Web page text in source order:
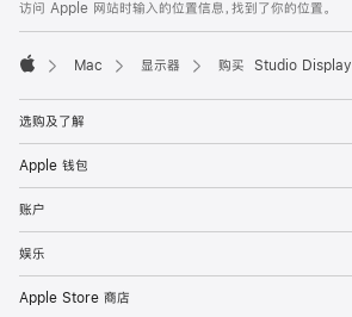
访问 Apple 网站时输入的位置信息，找到了你的位置。
Mac 显示器 购买 Studio Display
选购及了解
Apple 钱包
账户
娱乐
Apple Store 商店